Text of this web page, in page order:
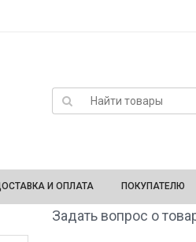
И ОПЛАТА ПОКУПАТЕЛЮ
Задать вопрос о